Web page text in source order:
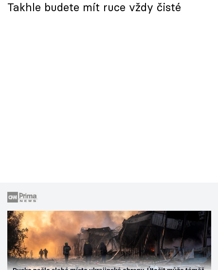
Takhle budete mít ruce vždy čisté